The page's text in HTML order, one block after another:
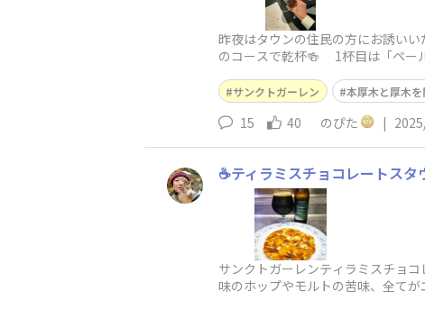
昨夜はタウンの住民の方にお誘い
のコースで乾杯🍻 1杯目は「ペー
サンクトガーレン 本厚木と厚木
15 40 のぴた |
☕ティラミスチョコレートスタ
サンクトガーレンティラミスチョ
味のホップやモルトの苦味、全て